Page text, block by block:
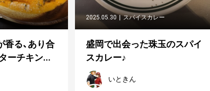
香る、あり合
ーチキン...
2025.05.30 スパイスカレー
盛岡で出会った珠玉のスパイ
スカレー♪
いときん